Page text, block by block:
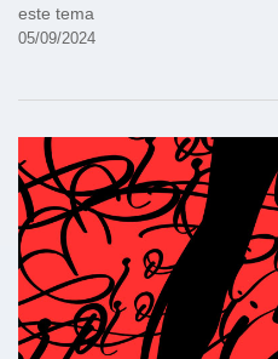
este tema
05/09/2024